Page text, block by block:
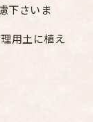
下さいま
用土に植え